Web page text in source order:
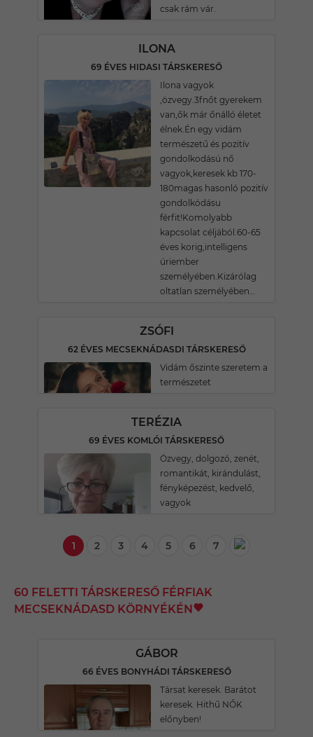
csak rám vár.
ILONA
69 ÉVES HIDASI TÁRSKERESŐ
Ilona vagyok
,özvegy.3fnőt gyerekem
van,ők már őnálló életet
élnek.Én egy vidám
természetű és pozitív
gondolkodású nő
vagyok,keresek kb 170-
180magas hasonló pozitív
gondolkódásu
férfit!Komolyabb
kapcsolat céljából.60-65
éves korig,intelligens
úriember
személyében.Kizárólag
oltatlan személyében…
ZSÓFI
62 ÉVES MECSEKNÁDASDI TÁRSKERESŐ
Vidám őszinte szeretem a
természetet
TERÉZIA
69 ÉVES KOMLÓI TÁRSKERESŐ
Özvegy, dolgozó, zenét,
romantikát, kirándulást,
fényképezést, kedvelő,
vagyok
1 2 3 4 5 6 7
60 FELETTI TÁRSKERESŐ FÉRFIAK
MECSEKNÁDASD KÖRNYÉKÉN
GÁBOR
66 ÉVES BONYHÁDI TÁRSKERESŐ
Társat keresek. Barátot
keresek. Hithű NŐK
előnyben!